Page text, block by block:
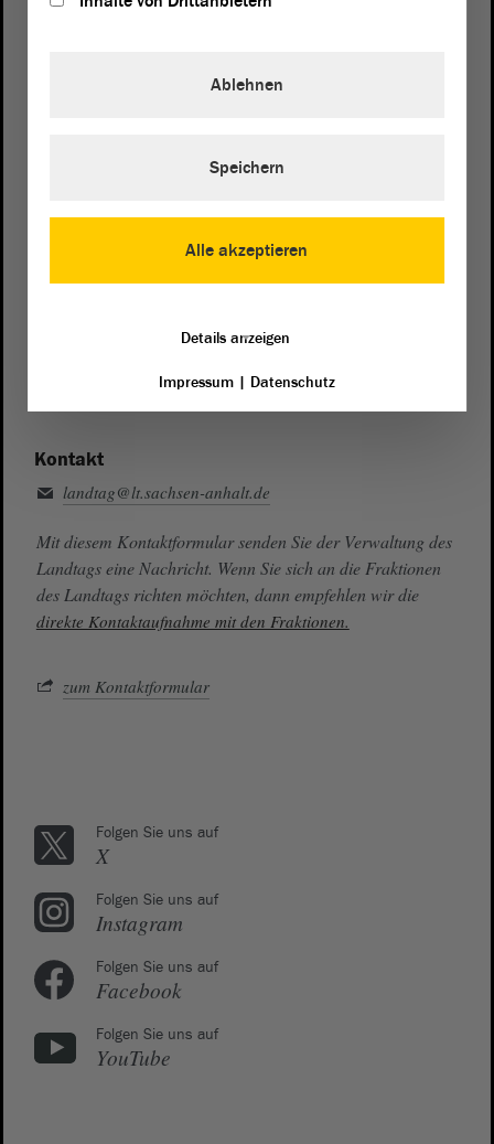
0391 / 560 - 0
Presse- und Öffentlichkeitsarbeit
Kontakt
landtag@lt.sachsen-anhalt.de
Mit diesem Kontaktformular senden Sie der Verwaltung des
Landtags eine Nachricht. Wenn Sie sich an die Fraktionen
des Landtags richten möchten, dann empfehlen wir die
direkte Kontaktaufnahme mit den Fraktionen.
zum Kontaktformular
Folgen Sie uns auf
X
Folgen Sie uns auf
Instagram
Folgen Sie uns auf
Facebook
Folgen Sie uns auf
YouTube
Alle akzeptieren
Ablehnen
Speichern
Details anzeigen
Impressum| Datenschutz